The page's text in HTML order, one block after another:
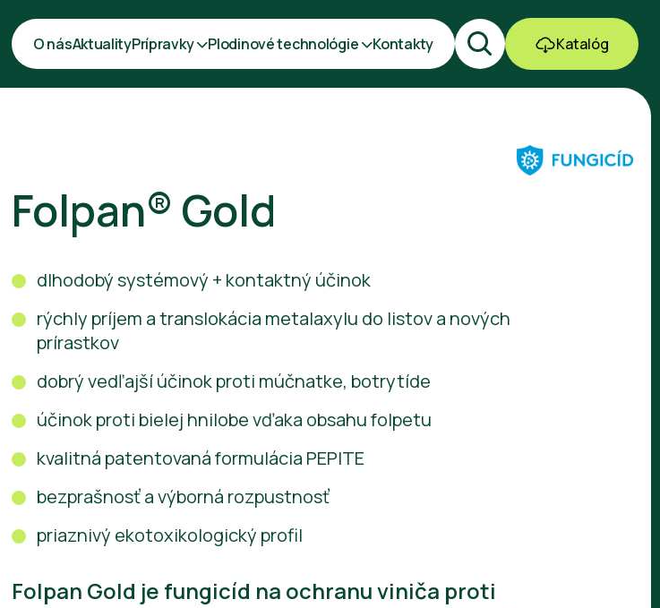
O násAktualityPrípravky Plodinové technológie Kontakty Katalóg
Folpan® Gold
dlhodobý systémový + kontaktný účinok
rýchly príjem a translokácia metalaxylu do listov a nových
prírastkov
dobrý vedľajší účinok proti múčnatke, botrytíde
účinok proti bielej hnilobe vďaka obsahu folpetu
kvalitná patentovaná formulácia PEPITE
bezprašnosť a výborná rozpustnosť
priaznivý ekotoxikologický profil
Folpan Gold je fungicíd na ochranu viniča proti